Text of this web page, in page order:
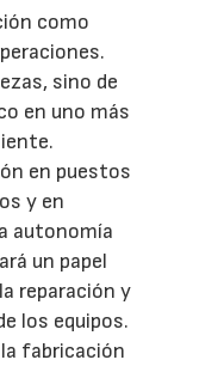
como
sino de
en uno más
en puestos
y en
autonomía
un papel
reparación y
los equipos.
fabricación